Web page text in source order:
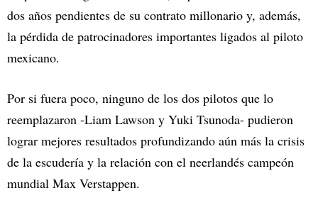
dos años pendientes de su contrato millonario y, además,
la pérdida de patrocinadores importantes ligados al piloto
mexicano.
Por si fuera poco, ninguno de los dos pilotos que lo
reemplazaron -Liam Lawson y Yuki Tsunoda- pudieron
lograr mejores resultados profundizando aún más la crisis
de la escudería y la relación con el neerlandés campeón
mundial Max Verstappen.